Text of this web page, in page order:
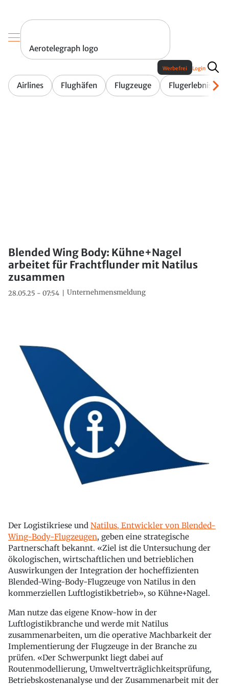
Aerotelegraph logo
Airlines Flughäfen Flugzeuge Flugerlebnis
Werbefrei Login
Blended Wing Body: Kühne+Nagel
arbeitet für Frachtflunder mit Natilus
zusammen
28.05.25 - 07:54 Unternehmensmeldung
Der Logistikriese und Natilus, Entwickler von Blended-
Wing-Body-Flugzeugen, geben eine strategische
Partnerschaft bekannt. «Ziel ist die Untersuchung der
ökologischen, wirtschaftlichen und betrieblichen
Auswirkungen der Integration der hocheffizienten
Blended-Wing-Body-Flugzeuge von Natilus in den
kommerziellen Luftlogistikbetrieb», so Kühne+Nagel.
Man nutze das eigene Know-how in der
Luftlogistikbranche und werde mit Natilus
zusammenarbeiten, um die operative Machbarkeit der
Implementierung der Flugzeuge in der Branche zu
prüfen. «Der Schwerpunkt liegt dabei auf
Routenmodellierung, Umweltverträglichkeitsprüfung,
Betriebskostenanalyse und der Zusammenarbeit mit der